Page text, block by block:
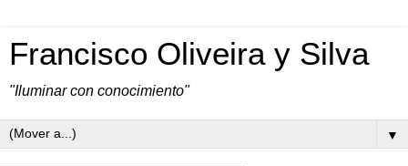
Francisco Oliveira y Silva
"Iluminar con conocimiento"
▼